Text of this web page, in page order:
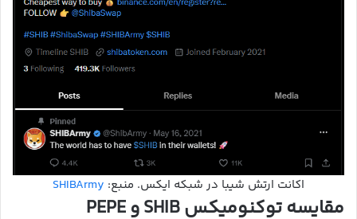
اکانت ارتش شیبا در شبکه ایکس. منبع: SHIBArmy
مقایسه توکنومیکس SHIB و PEPE